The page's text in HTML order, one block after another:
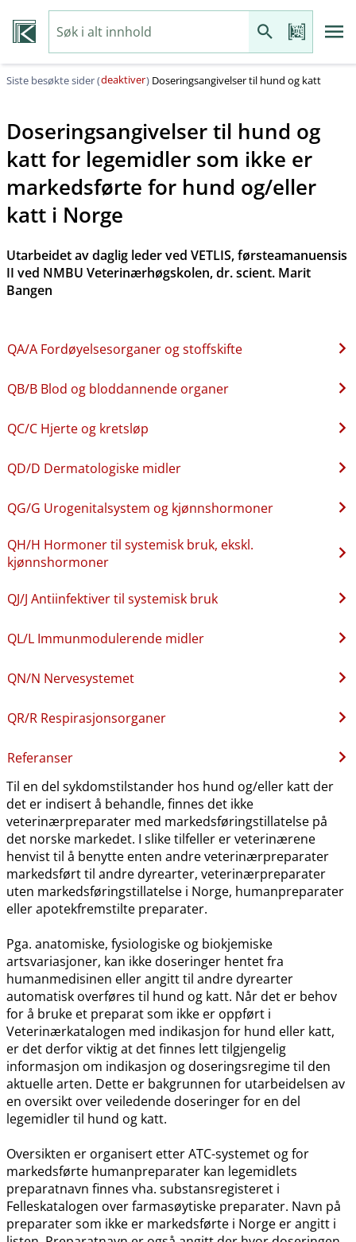
Siste besøkte sider (deaktiver) Doseringsangivelser til hund og katt
Doseringsangivelser til hund og
katt for legemidler som ikke er
markedsførte for hund og​/​eller
katt i Norge
Utarbeidet av daglig leder ved VETLIS, førsteamanuensis
II ved NMBU Veterinærhøgskolen, dr. scient. Marit
Bangen
QA​/​A Fordøyelsesorganer og stoffskifte
QB​/​B Blod og bloddannende organer
QC​/​C Hjerte og kretsløp
QD​/​D Dermatologiske midler
QG​/​G Urogenitalsystem og kjønnshormoner
QH​/​H Hormoner til systemisk bruk, ekskl.
kjønnshormoner
QJ​/​J Antiinfektiver til systemisk bruk
QL​/​L Immunmodulerende midler
QN​/​N Nervesystemet
QR​/​R Respirasjonsorganer
Referanser
Til en del sykdomstilstander hos hund og​/​eller katt der
det er indisert å behandle, finnes det ikke
veterinærpreparater med markedsføringstillatelse på
det norske markedet. I slike tilfeller er veterinærene
henvist til å benytte enten andre veterinærpreparater
markedsført til andre dyrearter, veterinærpreparater
uten markedsføringstillatelse i Norge, humanpreparater
eller apotekfremstilte preparater.
Pga. anatomiske, fysiologiske og biokjemiske
artsvariasjoner, kan ikke doseringer hentet fra
humanmedisinen eller angitt til andre dyrearter
automatisk overføres til hund og katt. Når det er behov
for å bruke et preparat som ikke er oppført i
Veterinærkatalogen med indikasjon for hund eller katt,
er det derfor viktig at det finnes lett tilgjengelig
informasjon om indikasjon og doseringsregime til den
aktuelle arten. Dette er bakgrunnen for utarbeidelsen av
en oversikt over veiledende doseringer for en del
legemidler til hund og katt.
Oversikten er organisert etter ATC-systemet og for
markedsførte humanpreparater kan legemidlets
preparatnavn finnes vha. substansregisteret i
Felleskatalogen over farmasøytiske preparater. Navn på
preparater som ikke er markedsførte i Norge er angitt i